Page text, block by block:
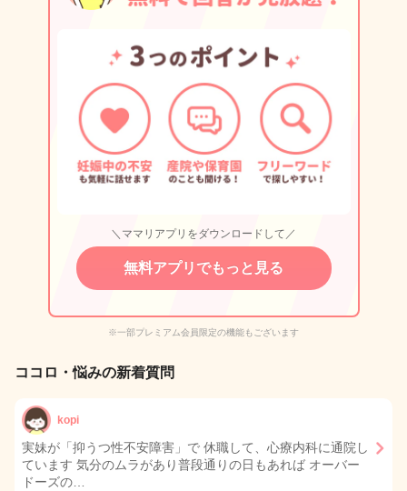
＼ママリアプリをダウンロードして／
無料アプリでもっと見る
※一部プレミアム会員限定の機能もございます
ココロ・悩みの新着質問
kopi
実妹が「抑うつ性不安障害」で 休職して、心療内科に通院し
ています 気分のムラがあり普段通りの日もあれば オーバー
ドーズの…